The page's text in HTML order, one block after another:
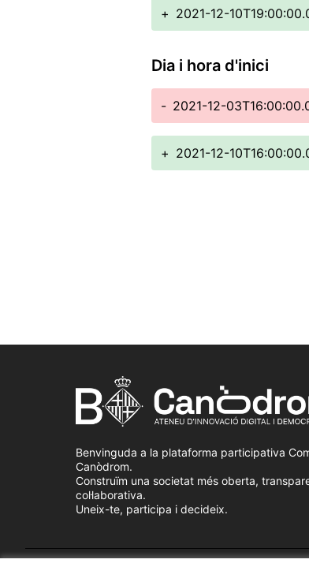
+ 2021-12-
Dia i hora d'inici
- 2021-12-
+ 2021-12-
Benvinguda a la plataforma participativa
Canòdrom.
Construïm una societat més oberta,
col·laborativa.
Uneix-te, participa i decideix.